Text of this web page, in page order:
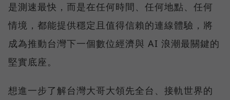
是測速最快，而是在任何時間、任何地點、任何
情境，都能提供穩定且值得信賴的連線體驗，將
成為推動台灣下一個數位經濟與 AI 浪潮最關鍵的
堅實底座。
想進一步了解台灣大哥大領先全台、接軌世界的